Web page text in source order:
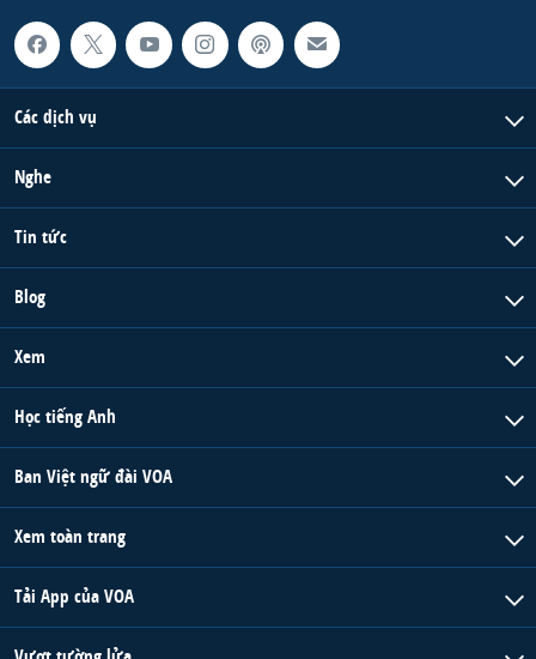
Các dịch vụ
Nghe
Tin tức
Blog
Xem
Học tiếng Anh
Ban Việt ngữ đài VOA
Xem toàn trang
Tải App của VOA